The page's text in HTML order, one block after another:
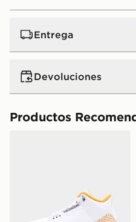
Entrega
Devoluciones
Productos